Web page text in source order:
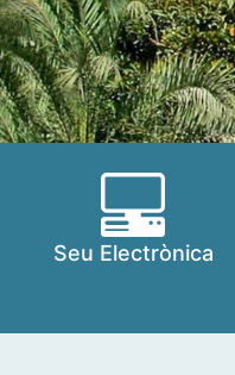
Seu Electrònica